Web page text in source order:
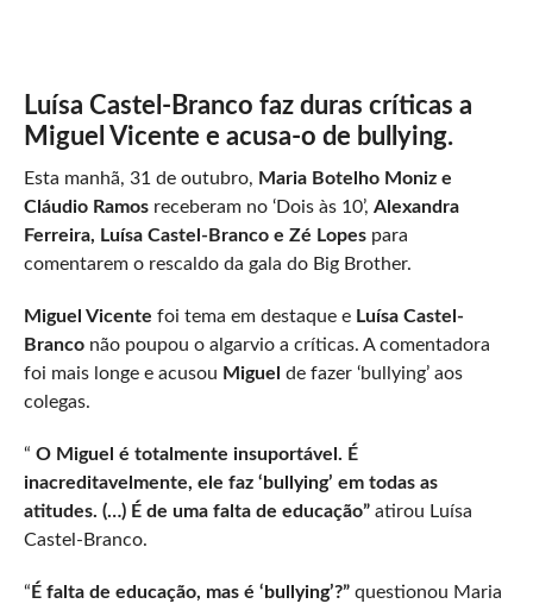
Luísa Castel-Branco faz duras críticas a
Miguel Vicente e acusa-o de bullying.
Esta manhã, 31 de outubro, Maria Botelho Moniz e
Cláudio Ramosreceberam no ‘Dois às 10’, Alexandra
Ferreira, Luísa Castel-Branco e Zé Lopespara
comentarem o rescaldo da gala do Big Brother.
Miguel Vicente foi tema em destaque eLuísa Castel-
Branconão poupou o algarvio a críticas. A comentadora
foi mais longe e acusou Miguel de fazer ‘bullying’ aos
colegas.
“ O Miguel é totalmente insuportável. É
inacreditavelmente, ele faz ‘bullying’ em todas as
atitudes. (…) É de uma falta de educação”atirou Luísa
Castel-Branco.
“ É falta de educação, mas é ‘bullying’?”questionou Maria